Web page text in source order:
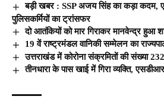
बड़ी खबर : SSP अजय सिंह का कड़ा कदम,
पुलिसकर्मियों का ट्रांसफर
दो आतंकियों को मार गिराकर मानवेन्द्र हुआ
19 वें राष्ट्रमंडल वानिकी सम्मेलन का
उत्तराखंड में कोरोना संक्रमितों की संख्या
तीनधारा के पास खाई में गिरा व्यक्ति,